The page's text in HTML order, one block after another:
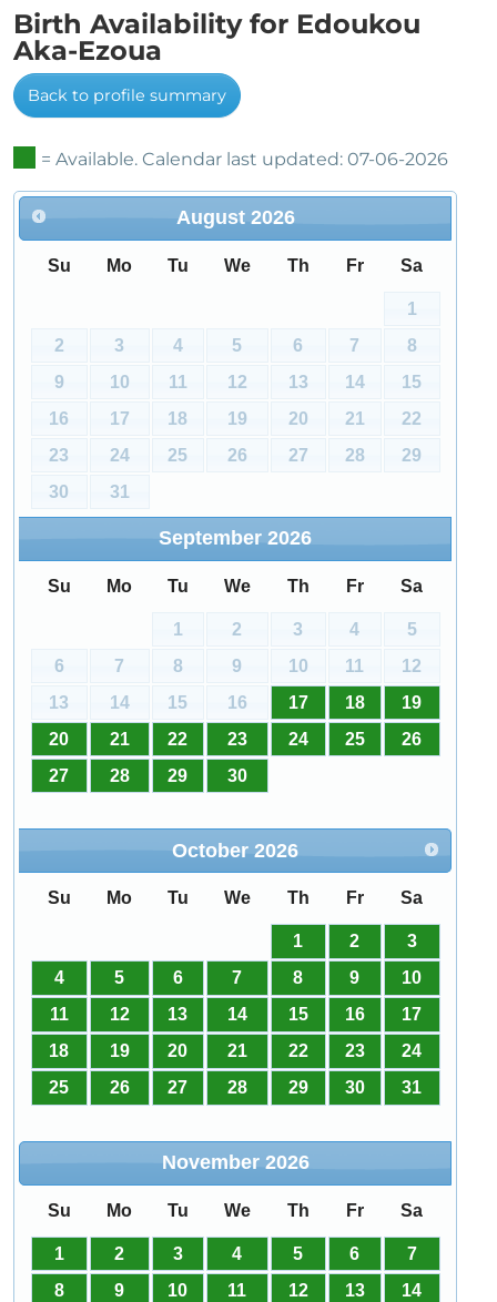
Birth Availability for Edoukou
Aka-Ezoua
Back to profile summary
= Available. Calendar last updated: 07-06-2026
August 2026
Su Mo Tu We Th Fr Sa
1
2
3 4 5 6 7
8
9
10 11 12 13 14
15
16
17 18 19 20 21
22
23
24 25 26 27 28
29
30
31
September 2026
Su Mo Tu We Th Fr Sa
1 2 3 4
5
6
7 8 9 10 11
12
13
14 15 16 17 18
19
20
21 22 23 24 25
26
27
28 29 30
October 2026
Su Mo Tu We Th Fr Sa
1 2
3
4
5 6 7 8 9
10
11
12 13 14 15 16
17
18
19 20 21 22 23
24
25
26 27 28 29 30 31
November 2026
Su Mo Tu We Th Fr Sa
1 2 3 4 5 6
7
8
9 10 11 12 13
14